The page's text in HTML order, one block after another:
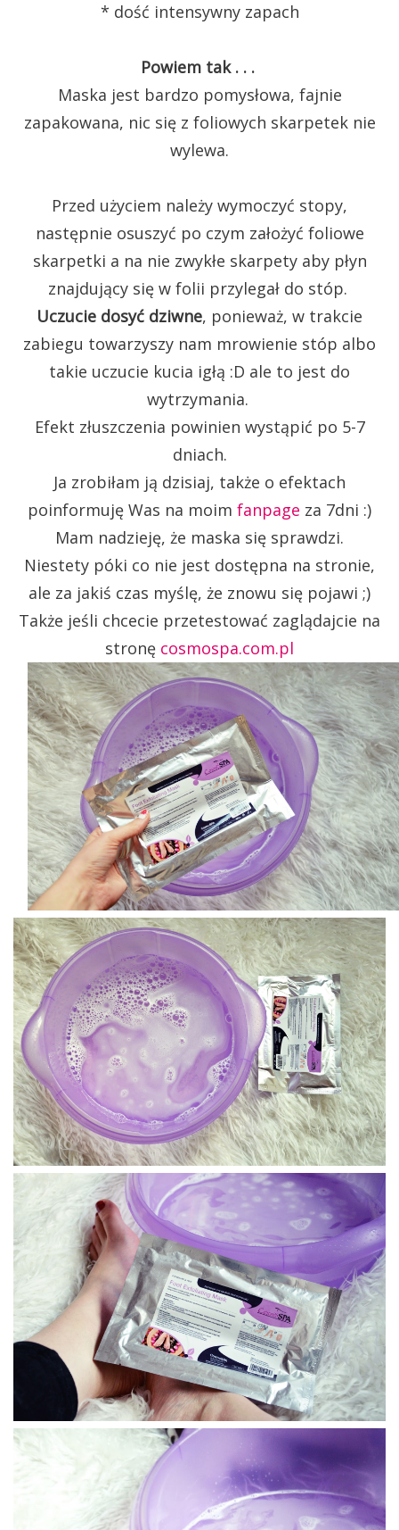
* dość intensywny zapach
Powiem tak . . .
Maska jest bardzo pomysłowa, fajnie
zapakowana, nic się z foliowych skarpetek nie
wylewa.
Przed użyciem należy wymoczyć stopy,
następnie osuszyć po czym założyć foliowe
skarpetki a na nie zwykłe skarpety aby płyn
znajdujący się w folii przylegał do stóp.
Uczucie dosyć dziwne, ponieważ, w trakcie
zabiegu towarzyszy nam mrowienie stóp albo
takie uczucie kucia igłą :D ale to jest do
wytrzymania.
Efekt złuszczenia powinien wystąpić po 5-7
dniach.
Ja zrobiłam ją dzisiaj, także o efektach
poinformuję Was na moim fanpage za 7dni :)
Mam nadzieję, że maska się sprawdzi.
Niestety póki co nie jest dostępna na stronie,
ale za jakiś czas myślę, że znowu się pojawi ;)
Także jeśli chcecie przetestować zaglądajcie na
stronę cosmospa.com.pl